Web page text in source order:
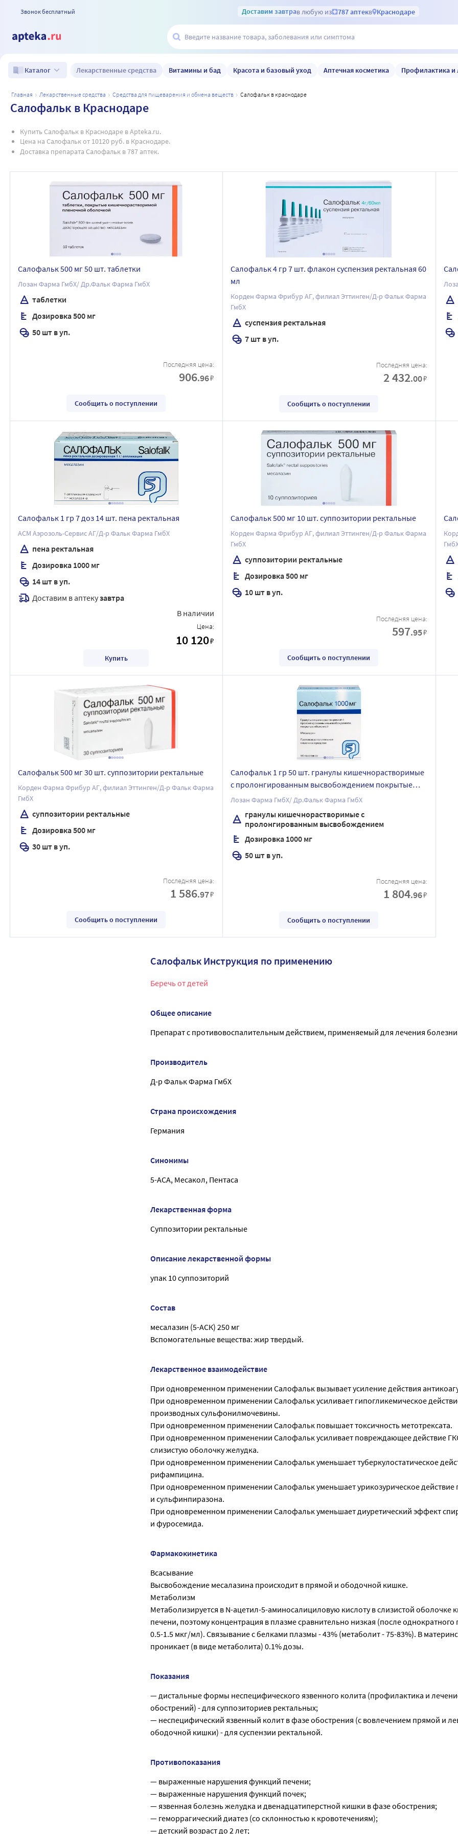
Звонок бесплатный Доставим завтрав любую из 787 аптекв Краснодаре
Каталог Лекарственные средства Витамины и бад Красота и базовый уход Аптечная косметика Профилактика и
главная лекарственные средства средства для пищеварения и обмена веществ салофальк в краснодаре
Салофальк в Краснодаре
Купить Салофальк в Краснодаре в Apteka.ru.
Цена на Салофальк от 10120 руб. в Краснодаре.
Доставка препарата Салофальк в 787 аптек.
Салофальк 500 мг 50 шт. таблетки
Лозан Фарма ГмбХ/ Др.Фальк Фарма ГмбХ
таблетки
Дозировка 500 мг
50 шт в уп.
Последняя цена:
906.96₽
Сообщить о поступлении
Салофальк 4 гр 7 шт. флакон суспензия ректальная 60
мл
Корден Фарма Фрибур АГ, филиал Эттинген/Д-р Фальк Фарма
ГмбХ
суспензия ректальная
7 шт в уп.
Последняя цена:
2 432.00₽
Сообщить о поступлении
Салофальк 1 гр 7 доз 14 шт. пена ректальная
АСМ Аэрозоль-Сервис АГ/Д-р Фальк Фарма ГмбХ
пена ректальная
Дозировка 1000 мг
14 шт в уп.
Доставим в аптекузавтра
В наличии
Цена:
10 120₽
Купить
Салофальк 500 мг 10 шт. суппозитории ректальные
Корден Фарма Фрибур АГ, филиал Эттинген/Д-р Фальк Фарма
ГмбХ
суппозитории ректальные
Дозировка 500 мг
10 шт в уп.
Последняя цена:
597.95₽
Сообщить о поступлении
Салофальк 500 мг 30 шт. суппозитории ректальные
Корден Фарма Фрибур АГ, филиал Эттинген/Д-р Фальк Фарма
ГмбХ
суппозитории ректальные
Дозировка 500 мг
30 шт в уп.
Последняя цена:
1 586.97₽
Сообщить о поступлении
Салофальк 1 гр 50 шт. гранулы кишечнорастворимые
с пролонгированным высвобождением покрытые
пленочной оболочкой
Лозан Фарма ГмбХ/ Др.Фальк Фарма ГмбХ
гранулы кишечнорастворимые с
пролонгированным высвобождением
Дозировка 1000 мг
50 шт в уп.
Последняя цена:
1 804.96₽
Сообщить о поступлении
Салофальк Инструкция по применению
Беречь от детей
Общее описание
Препарат с противовоспалительным действием, применяемый для лечения
Производитель
Д-р Фальк Фарма ГмбХ
Страна происхождения
Германия
Синонимы
5-АСА, Месакол, Пентаса
Лекарственная форма
Суппозитории ректальные
Описание лекарственной формы
упак 10 суппозиторий
Состав
месалазин (5-АСК) 250 мг
Вспомогательные вещества: жир твердый.
Лекарственное взаимодействие
При одновременном применении Салофальк вызывает усиление действия
При одновременном применении Салофальк усиливает гипогликемическое
производных сульфонилмочевины.
При одновременном применении Салофальк повышает токсичность метотрексата.
При одновременном применении Салофальк усиливает повреждающее действие
слизистую оболочку желудка.
При одновременном применении Салофальк уменьшает туберкулостатическое
рифампицина.
При одновременном применении Салофальк уменьшает урикозурическое действие
и сульфинпиразона.
При одновременном применении Салофальк уменьшает диуретический эффект
и фуросемида.
Фармакокинетика
Всасывание
Высвобождение месалазина происходит в прямой и ободочной кишке.
Метаболизм
Метаболизируется в N-ацетил-5-аминосалициловую кислоту в слизистой оболочке
печени, поэтому концентрация в плазме сравнительно низкая (после
0.5-1.5 мкг/мл). Связывание с белками плазмы - 43% (метаболит - 75-83%). В
проникает (в виде метаболита) 0.1% дозы.
Показания
— дистальные формы неспецифического язвенного колита (профилактика и
обострений) - для суппозиториев ректальных;
— неспецифический язвенный колит в фазе обострения (с вовлечением прямой и
ободочной кишки) - для суспензии ректальной.
Противопоказания
— выраженные нарушения функций печени;
— выраженные нарушения функций почек;
— язвенная болезнь желудка и двенадцатиперстной кишки в фазе обострения;
— геморрагический диатез (со склонностью к кровотечениям);
— детский возраст до 2 лет;